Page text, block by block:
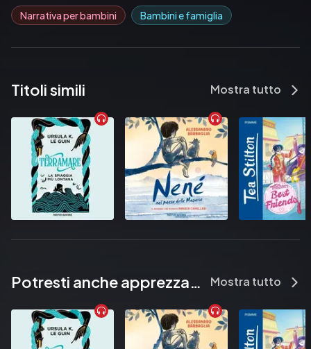
Narrativa per bambini Bambini e famiglia
Titoli simili Mostra tutto
Potresti anche apprezzare... Mostra tutto